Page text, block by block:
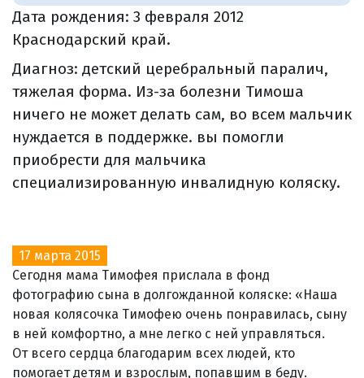
Дата рождения: 3 февраля 2012
Краснодарский край.
Диагноз: детский церебральный паралич,
тяжелая форма. Из-за болезни Тимоша
ничего не может делать сам, во всем мальчик
нуждается в поддержке. вы помогли
приобрести для мальчика
специализированную инвалидную коляску.
17 марта 2015
Сегодня мама Тимофея прислала в фонд
фотографию сына в долгожданной коляске: «Наша
новая колясочка Тимофею очень понравилась, сыну
в ней комфортно, а мне легко с ней управляться.
От всего сердца благодарим всех людей, кто
помогает детям и взрослым, попавшим в беду.